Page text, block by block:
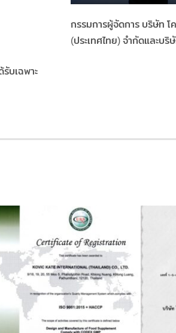
บเฉพาะ
กรรมการผู้จัดการ บริษัท โ
(ประเทศไทย) จำกัดและบริ